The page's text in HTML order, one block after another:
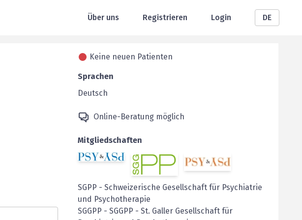
Über uns Registrieren Login DE
Keine neuen Patienten
Sprachen
Deutsch
Online-Beratung möglich
Mitgliedschaften
SGPP - Schweizerische Gesellschaft für Psychiatrie
und Psychotherapie
SGGPP - SGGPP - St. Galler Gesellschaft für